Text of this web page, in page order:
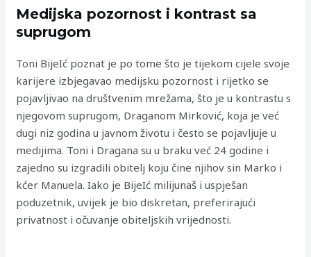
Medijska pozornost i kontrast sa
suprugom
Toni BijeIć poznat je po tome što je tijekom cijele svoje
karijere izbjegavao medijsku pozornost i rijetko se
pojavljivao na društvenim mrežama, što je u kontrastu s
njegovom suprugom, Draganom Mirković, koja je već
dugi niz godina u javnom životu i često se pojavljuje u
medijima. Toni i Dragana su u braku već 24 godine i
zajedno su izgradili obitelj koju čine njihov sin Marko i
kćer Manuela. Iako je BijeIć milijunaš i uspješan
poduzetnik, uvijek je bio diskretan, preferirajući
privatnost i očuvanje obiteljskih vrijednosti.